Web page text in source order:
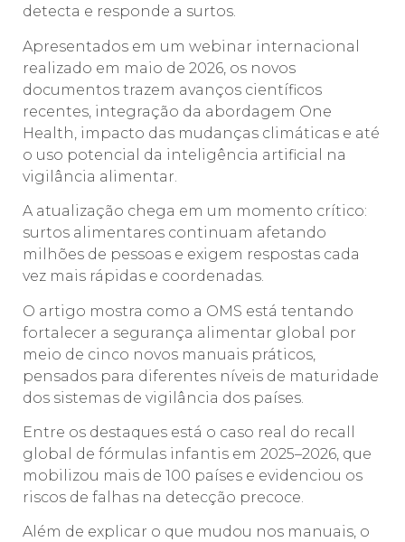
detecta e responde a surtos.
Apresentados em um webinar internacional
realizado em maio de 2026, os novos
documentos trazem avanços científicos
recentes, integração da abordagem One
Health, impacto das mudanças climáticas e até
o uso potencial da inteligência artificial na
vigilância alimentar.
A atualização chega em um momento crítico:
surtos alimentares continuam afetando
milhões de pessoas e exigem respostas cada
vez mais rápidas e coordenadas.
O artigo mostra como a OMS está tentando
fortalecer a segurança alimentar global por
meio de cinco novos manuais práticos,
pensados para diferentes níveis de maturidade
dos sistemas de vigilância dos países.
Entre os destaques está o caso real do recall
global de fórmulas infantis em 2025–2026, que
mobilizou mais de 100 países e evidenciou os
riscos de falhas na detecção precoce.
Além de explicar o que mudou nos manuais, o